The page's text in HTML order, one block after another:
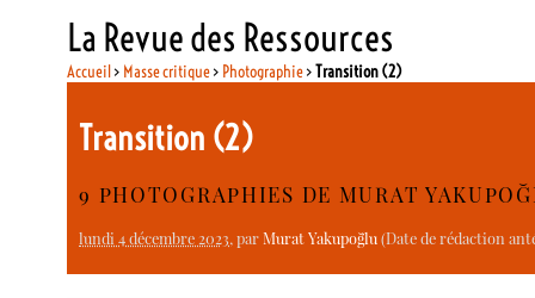
La Revue des Ressources
Accueil> Masse critique> Photographie>Transition (2)
Transition (2)
9 PHOTOGRAPHIES DE MURAT
lundi 4 décembre 2023, parMurat Yakupoğlu(Date de rédaction